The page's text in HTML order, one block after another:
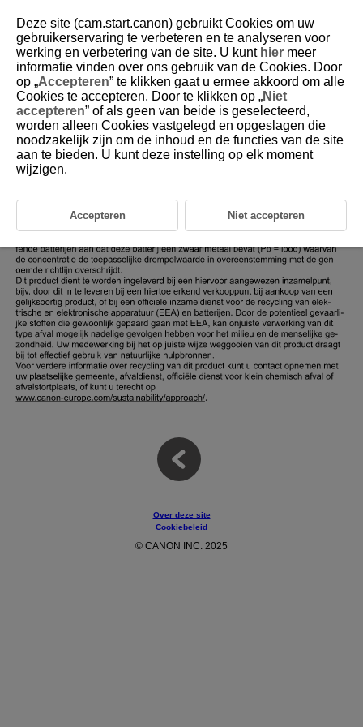
D393-062
Regelgeving
Over deze site
Cookiebeleid
© CANON INC. 2025
Deze site (cam.start.canon) gebruikt Cookies om uw
gebruikerservaring te verbeteren en te analyseren voor
werking en verbetering van de site. U kunt hier meer
informatie vinden over ons gebruik van de Cookies. Door
op „Accepteren” te klikken gaat u ermee akkoord om alle
Cookies te accepteren. Door te klikken op „Niet
accepteren” of als geen van beide is geselecteerd,
worden alleen Cookies vastgelegd en opgeslagen die
noodzakelijk zijn om de inhoud en de functies van de site
aan te bieden. U kunt deze instelling op elk moment
wijzigen.
Accepteren Niet accepteren